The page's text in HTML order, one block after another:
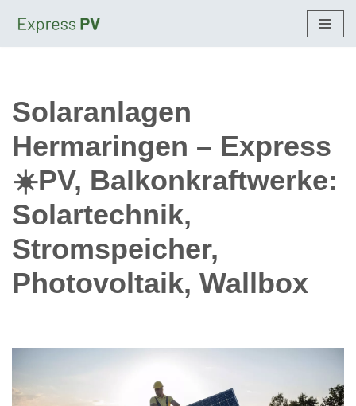
Solaranlagen
Hermaringen – Express
☀️PV, Balkonkraftwerke:
Solartechnik,
Stromspeicher,
Photovoltaik, Wallbox